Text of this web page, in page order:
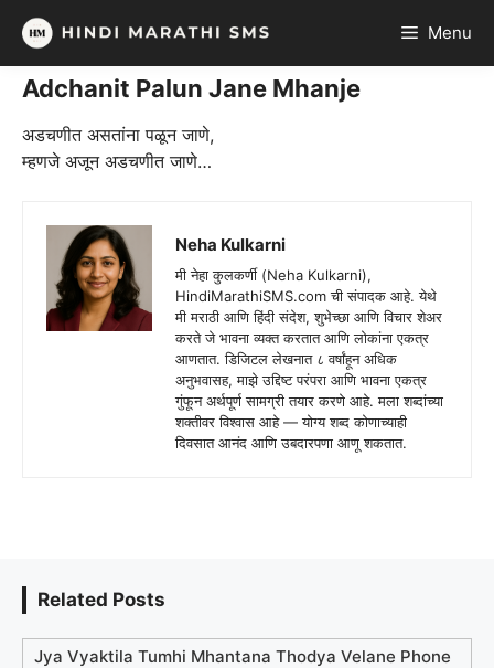
Skip
content
Menu
Adchanit Palun Jane Mhanje
अडचणीत असतांना पळून जाणे,
म्हणजे अजून अडचणीत जाणे…
Neha Kulkarni
मी नेहा कुलकर्णी (Neha Kulkarni),
HindiMarathiSMS.com ची संपादक आहे. येथे
मी मराठी आणि हिंदी संदेश, शुभेच्छा आणि विचार शेअर
करते जे भावना व्यक्त करतात आणि लोकांना एकत्र
आणतात. डिजिटल लेखनात ८ वर्षांहून अधिक
अनुभवासह, माझे उद्दिष्ट परंपरा आणि भावना एकत्र
गुंफून अर्थपूर्ण सामग्री तयार करणे आहे. मला शब्दांच्या
शक्तीवर विश्वास आहे — योग्य शब्द कोणाच्याही
दिवसात आनंद आणि उबदारपणा आणू शकतात.
Related Posts
Jya Vyaktila Tumhi Mhantana Thodya Velane Phone